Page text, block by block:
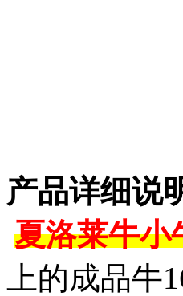
产品详细说
夏洛莱牛小
上的成品